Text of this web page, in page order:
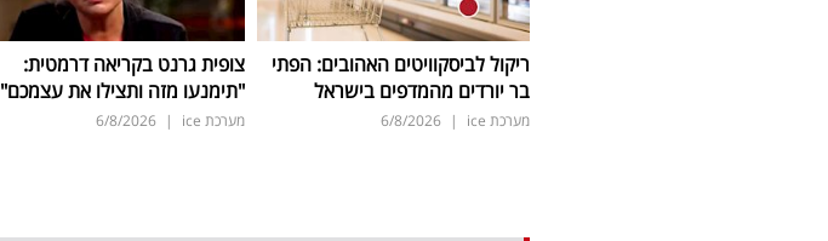
ריקול לביסקוויטים האהובים: הפתי
בר יורדים מהמדפים בישראל
מערכת ice |
6/8/2026
צופית גרנט בקריאה דרמטית:
"תימנעו מזה ותצילו את עצמכם"
מערכת ice |
6/8/2026